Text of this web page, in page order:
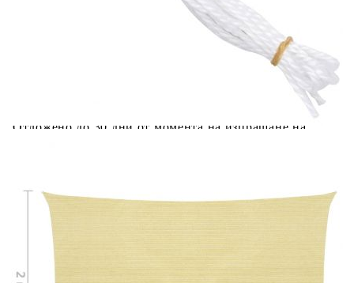
Предоставената таблица е с информационна цел.
Добавете продукта в количката си с бутона "Добави в
количката" и при поръчка ще можете да изберете броя
Когато плащате с NewPay, всъщност NewPay плаща
Отложено до 30 дни от момента на изпращане на
разделя на 3 равни месечни вноски без оскъпяване. За
покупки на стойност до 1000 лв. / €511.31
Плащане на 6 вноски. Стойността на поръчката се
разпределя в 6 равни месечни вноски с оскъпяване. За